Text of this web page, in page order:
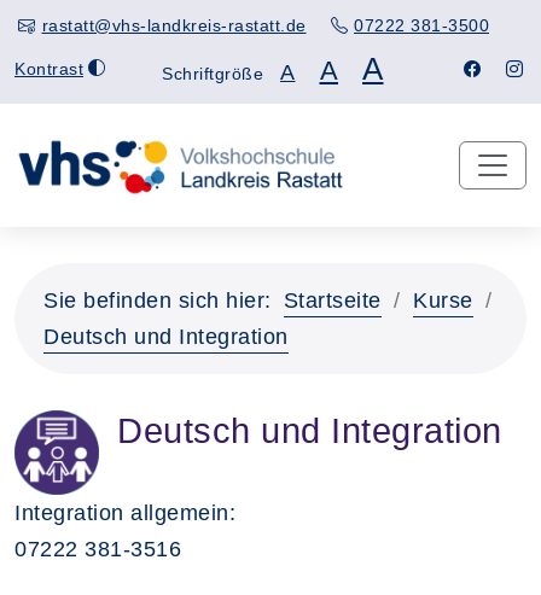
rastatt@vhs-landkreis-rastatt.de 07222 381-3500
Kontrast Schriftgröße A A A
Sie befinden sich hier: Startseite
Kurse
Deutsch und Integration
Deutsch und Integration
Integration allgemein:
07222 381-3516